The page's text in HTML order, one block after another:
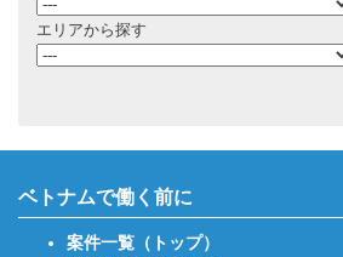
エリアから探す
ベトナムで働く前に
案件一覧（トップ）